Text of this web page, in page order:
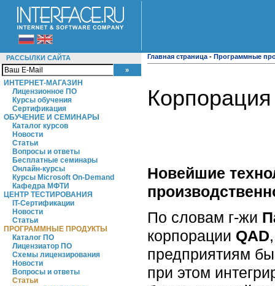
РАССЫЛКИ САЙТА
ИНТЕРНЕТ-МАГАЗИН
Лицензионное ПО
Курсы обучения
Сертификация
ОБУЧЕНИЕ И СЕМИНАРЫ
Каталог курсов
Новости
Статьи
Вопросы и ответы
Бесплатные семинары
Онлайн-курсы
Курсы Microsoft On-Demand
Кафедра МФТИ
ЦЕНТР ТЕСТИРОВАНИЯ
IT-Сертификации
Новости
Статьи
ПРОГРАММНЫЕ ПРОДУКТЫ
Каталог ПО
Лицензиатор ПО
Схемы лицензирования
Новости
Вопросы и ответы
Статьи
Главная страница - Программные
Новейшие
По словам г-жи
корпорации QAD
предприятиям
при этом